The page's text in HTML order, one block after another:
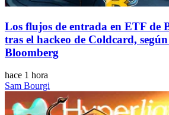
Los flujos de entrada en ETF de
tras el hackeo de Coldcard,
Bloomberg
hace 1 hora
Sam Bourgi